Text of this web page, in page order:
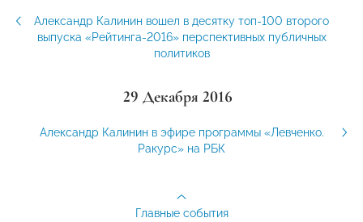
Александр Калинин вошел в десятку топ-100 второго
выпуска «Рейтинга-2016» перспективных публичных
политиков
29 Декабря 2016
Александр Калинин в эфире программы «Левченко.
Ракурс» на РБК
Главные события